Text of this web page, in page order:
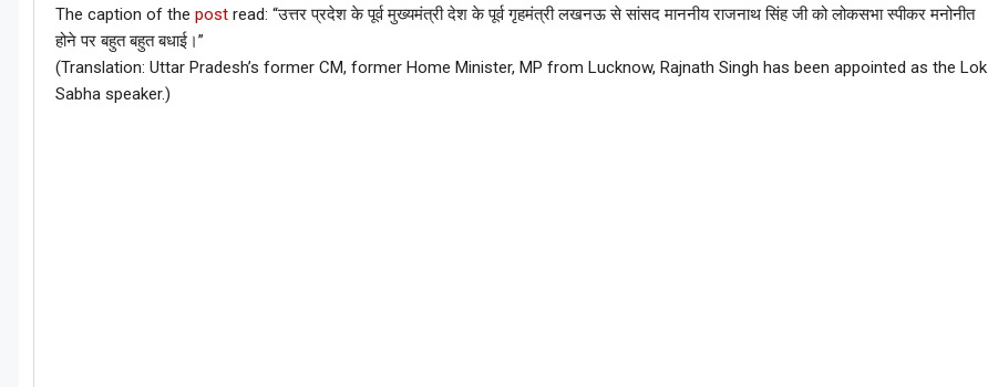
The caption of the postread: “उत्तर प्रदेश के पूर्व मुख्यमंत्री देश के पूर्व गृहमंत्री लखनऊ से सांसद माननीय राजनाथ सिंह जी को लोकसभा स्पीकर मनोनीत
होने पर बहुत बहुत बधाई।”
(Translation: Uttar Pradesh’s former CM, former Home Minister, MP from Lucknow, Rajnath Singh has been appointed as the Lok
Sabha speaker.)